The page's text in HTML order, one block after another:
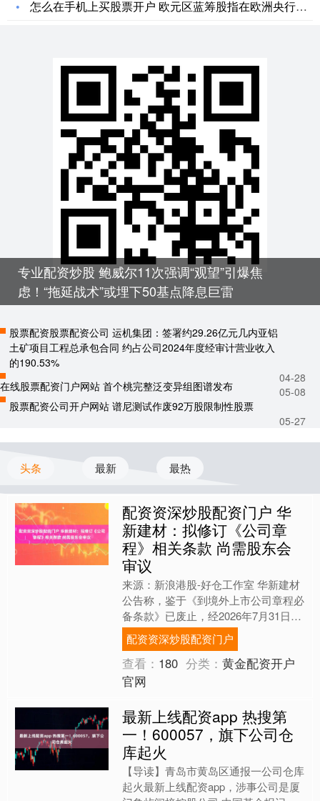
怎么在手机上买股票开户 欧元区蓝筹股指在欧洲央行加息日收涨约
专业配资炒股 鲍威尔11次强调“观望”引爆焦
虑！“拖延战术”或埋下50基点降息巨雷
股票配资股票配资公司 运机集团：签署约29.26亿元几内亚铝
土矿项目工程总承包合同 约占公司2024年度经审计营业收入
的190.53%
04-28
在线股票配资门户网站 首个桃完整泛变异组图谱发布
05-08
股票配资公司开户网站 谱尼测试作废92万股限制性股票
05-27
头条 最新 最热
配资资深炒股配资门户 华
新建材：拟修订《公司章
程》相关条款 尚需股东会
审议
来源：新浪港股-好仓工作室 华新建材
公告称，鉴于《到境外上市公司章程必
备条款》已废止，经2026年7月31日召
开的董事会会议审议通过，拟对《公司
章程》第125条....
配资资深炒股配资门户
查看： 180 分类：黄金配资开户
官网
最新上线配资app 热搜第
一！600057，旗下公司仓
库起火
【导读】青岛市黄岛区通报一公司仓库
起火最新上线配资app，涉事公司是厦